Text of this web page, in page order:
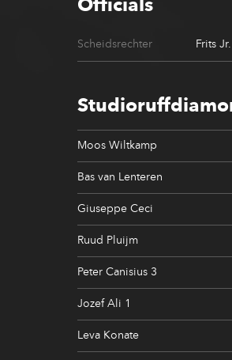
Officials
Scheidsrechter Frits Jr.
Moos Wiltkamp
Bas van Lenteren
Giuseppe Ceci
Ruud Pluijm
Peter Canisius 3
Jozef Ali 1
Leva Konate